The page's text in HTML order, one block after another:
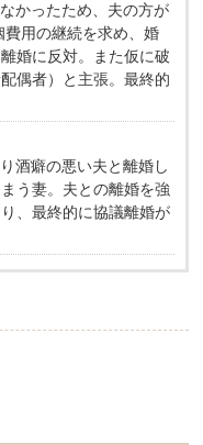
かったため、夫の方が
用の継続を求め、婚
婚に反対。また仮に破
偶者）と主張。最終的
酒癖の悪い夫と離婚し
う妻。夫との離婚を強
、最終的に協議離婚が